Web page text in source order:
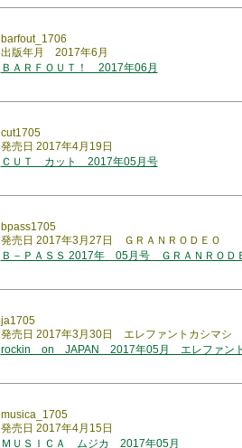
barfout_1706
出版年月 2017年6月
ＢＡＲＦＯＵＴ！ 2017年06月
cut1705
発売日 2017年4月19日
ＣＵＴ カット 2017年05月号
bpass1705
発売日 2017年3月27日 ＧＲＡＮＲＯＤＥＯ
Ｂ－ＰＡＳＳ 2017年 05月号 ＧＲＡＮＲＯＤ
ja1705
発売日 2017年3月30日 エレファントカシマシ
rockin on JAPAN 2017年05月 エレファン
musica_1705
発売日 2017年4月15日
ＭＵＳＩＣＡ ムジカ 2017年05月